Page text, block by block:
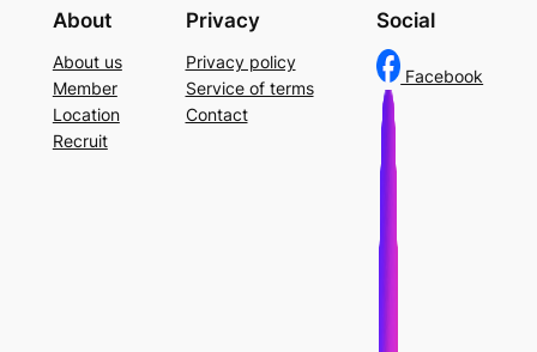
About
About us
Member
Location
Recruit
Privacy
Privacy policy
Service of terms
Contact
Social
Facebook